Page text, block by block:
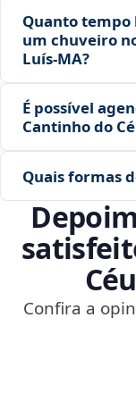
Quanto
um chuveiro
Luís‑MA?
É possível
Cantinho do
Quais formas
Confira a